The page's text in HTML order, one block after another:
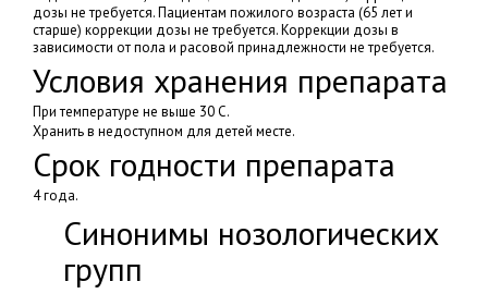
дозы не требуется. Пациентам пожилого возраста (65 лет и
старше) коррекции дозы не требуется. Коррекции дозы в
зависимости от пола и расовой принадлежности не требуется.
Условия хранения препарата
При температуре не выше 30 C.
Хранить в недоступном для детей месте.
Срок годности препарата
4 года.
Синонимы нозологических
групп